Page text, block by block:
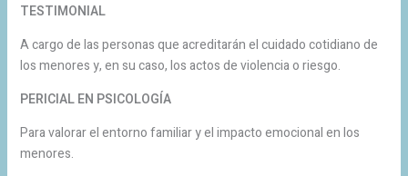
TESTIMONIAL
A cargo de las personas que acreditarán el cuidado cotidiano de
los menores y, en su caso, los actos de violencia o riesgo.
PERICIAL EN PSICOLOGÍA
Para valorar el entorno familiar y el impacto emocional en los
menores.